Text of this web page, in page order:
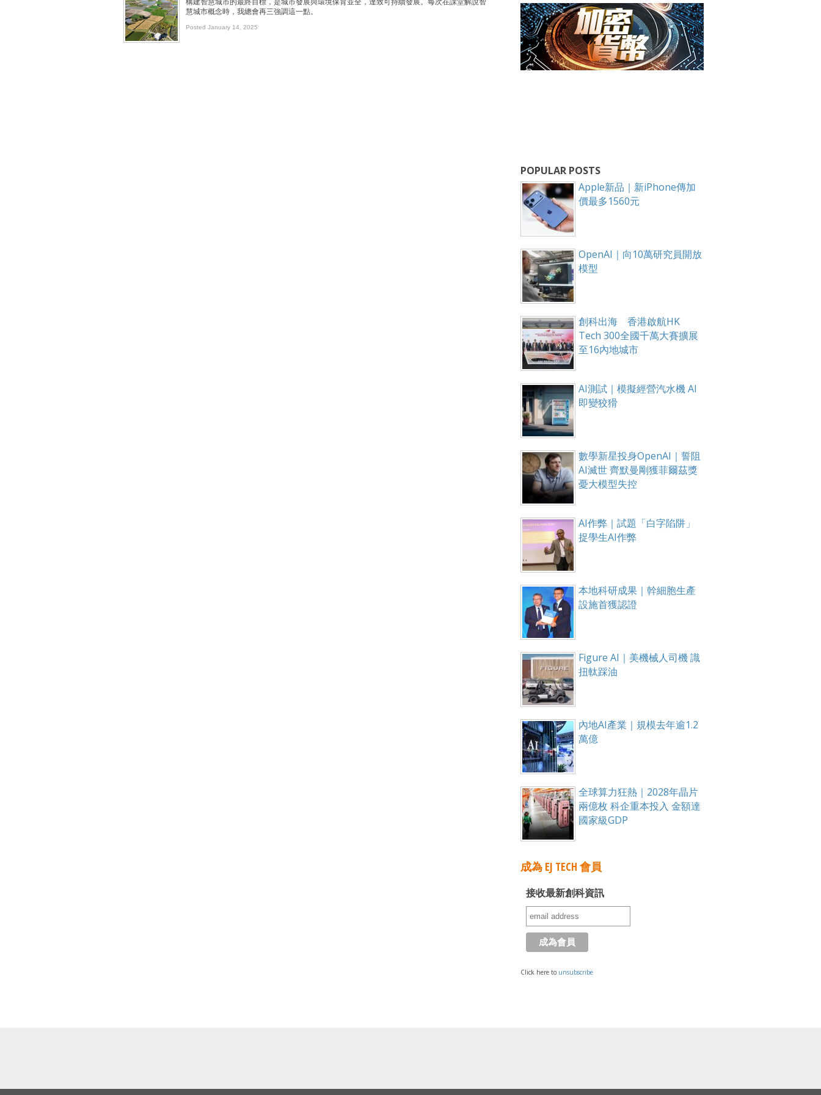
慧城市概念時，我總會再三強調這一點。
Posted January 14, 2025
POPULAR POSTS
Apple新品｜新iPhone傳加
價最多1560元
OpenAI｜向10萬研究員開放
模型
創科出海 香港啟航HK
Tech 300全國千萬大賽擴展
至16內地城市
AI測試｜模擬經營汽水機 AI
即變狡猾
數學新星投身OpenAI｜誓阻
AI滅世 齊默曼剛獲菲爾茲獎
憂大模型失控
AI作弊｜試題「白字陷阱」
捉學生AI作弊
本地科研成果｜幹細胞生產
設施首獲認證
Figure AI｜美機械人司機 識
扭軚踩油
內地AI產業｜規模去年逾1.2
萬億
全球算力狂熱｜2028年晶片
兩億枚 科企重本投入 金額達
國家級GDP
成為 EJ TECH 會員
接收最新創科資訊
Click here to unsubscribe